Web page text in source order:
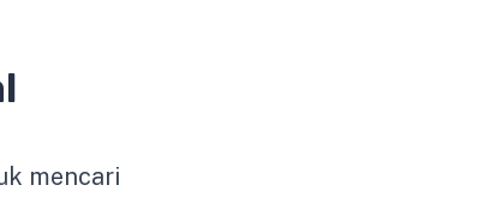
mencari